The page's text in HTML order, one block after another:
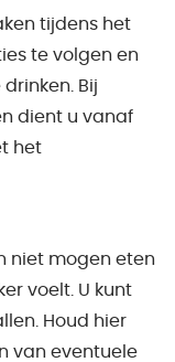
tijdens het
te volgen en
Bij
dient u vanaf
het
niet mogen eten
voelt. U kunt
Houd hier
van eventuele